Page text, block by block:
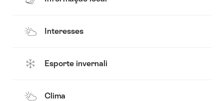
Interesses
Esporte invernali
Clima